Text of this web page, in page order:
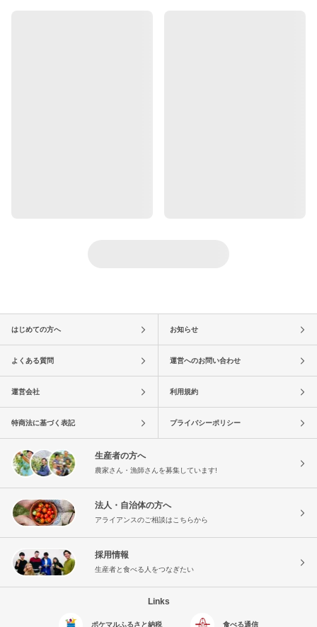
はじめての方へ お知らせ
よくある質問 運営へのお問い合わせ
運営会社 利用規約
特商法に基づく表記 プライバシーポリシー
生産者の方へ
農家さん・漁師さんを募集しています!
法人・自治体の方へ
アライアンスのご相談はこちらから
採用情報
生産者と食べる人をつなぎたい
Links
ポケマルふるさと納税 食べる通信